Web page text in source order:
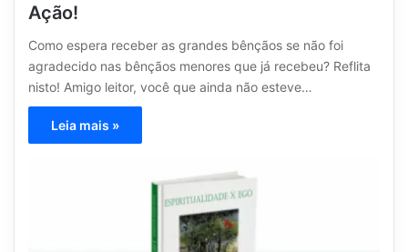
Ação!
Como espera receber as grandes bênçãos se não foi
agradecido nas bênçãos menores que já recebeu? Reflita
nisto! Amigo leitor, você que ainda não esteve…
Leia mais »